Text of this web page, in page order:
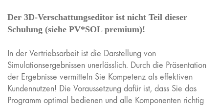
Der 3D-Verschattungseditor ist nicht Teil dieser
Schulung (siehe PV*SOL premium)!
In der Vertriebsarbeit ist die Darstellung von
Simulationsergebnissen unerlässlich. Durch die Präsentation
der Ergebnisse vermitteln Sie Kompetenz als effektiven
Kundennutzen! Die Voraussetzung dafür ist, dass Sie das
Programm optimal bedienen und alle Komponenten richtig